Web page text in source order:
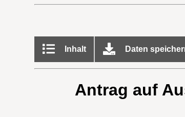
Inhalt Daten
Antrag auf